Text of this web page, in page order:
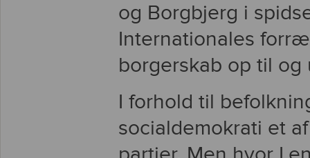
og Borgbjerg i
Internationales
borgerskab op til og
I forhold til
socialdemokrati et